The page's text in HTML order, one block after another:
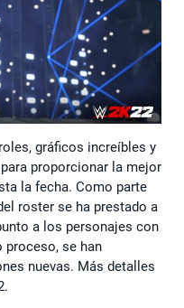
gráficos increíbles y
proporcionar la mejor
la fecha. Como parte
roster se ha prestado a
a los personajes con
proceso, se han
nuevas. Más detalles